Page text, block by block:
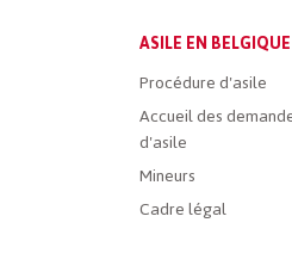
Main
French
Menu
ASILE EN BELGIQUE
Procédure d'asile
Accueil des
d'asile
Mineurs
Cadre légal